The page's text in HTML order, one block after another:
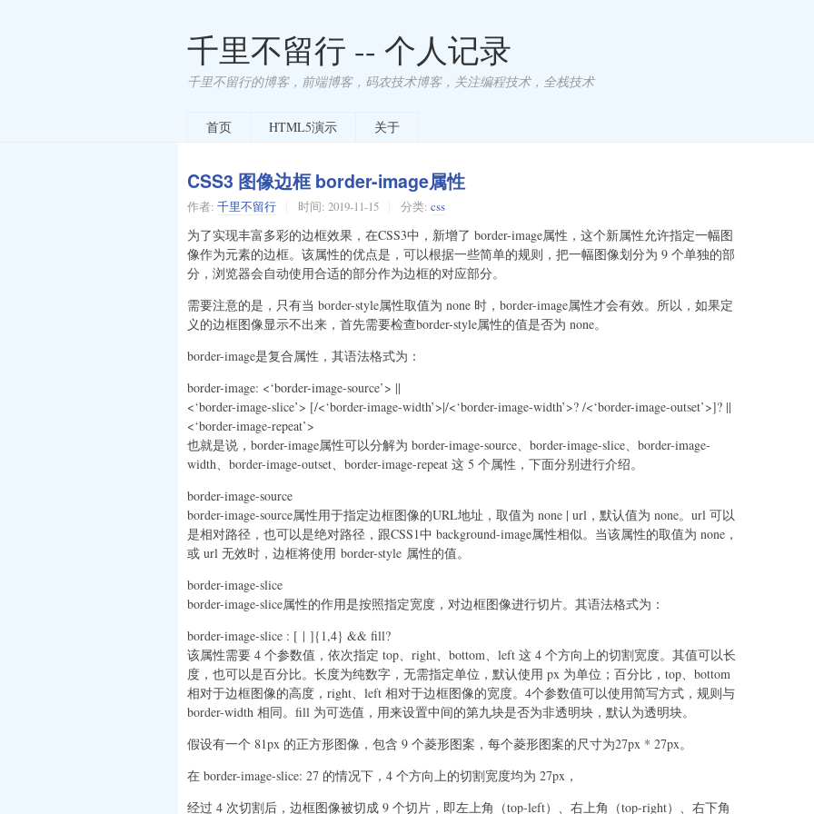
千里不留行 -- 个人记录
千里不留行的博客，前端博客，码农技术博客，关注编程技术，全栈技术
首页 HTML5演示 关于
CSS3 图像边框 border-image属性
作者: 千里不留行 时间: 2019-11-15 分类: css
为了实现丰富多彩的边框效果，在CSS3中，新增了 border-image属性，这个新属性允许指定一幅图
像作为元素的边框。该属性的优点是，可以根据一些简单的规则，把一幅图像划分为 9 个单独的部
分，浏览器会自动使用合适的部分作为边框的对应部分。
需要注意的是，只有当 border-style属性取值为 none 时，border-image属性才会有效。所以，如果定
义的边框图像显示不出来，首先需要检查border-style属性的值是否为 none。
border-image是复合属性，其语法格式为：
border-image: <‘border-image-source’> ||
<‘border-image-slice’> [/<‘border-image-width’>|/<‘border-image-width’>? /<‘border-image-outset’>]? ||
<‘border-image-repeat’>
也就是说，border-image属性可以分解为 border-image-source、border-image-slice、border-image-
width、border-image-outset、border-image-repeat 这 5 个属性，下面分别进行介绍。
border-image-source
border-image-source属性用于指定边框图像的URL地址，取值为 none | url，默认值为 none。url 可以
是相对路径，也可以是绝对路径，跟CSS1中 background-image属性相似。当该属性的取值为 none，
或 url 无效时，边框将使用 border-style 属性的值。
border-image-slice
border-image-slice属性的作用是按照指定宽度，对边框图像进行切片。其语法格式为：
border-image-slice : [ | ]{1,4} && fill?
该属性需要 4 个参数值，依次指定 top、right、bottom、left 这 4 个方向上的切割宽度。其值可以长
度，也可以是百分比。长度为纯数字，无需指定单位，默认使用 px 为单位；百分比，top、bottom
相对于边框图像的高度，right、left 相对于边框图像的宽度。4个参数值可以使用简写方式，规则与
border-width 相同。fill 为可选值，用来设置中间的第九块是否为非透明块，默认为透明块。
假设有一个 81px 的正方形图像，包含 9 个菱形图案，每个菱形图案的尺寸为27px * 27px。
在 border-image-slice: 27 的情况下，4 个方向上的切割宽度均为 27px，
经过 4 次切割后，边框图像被切成 9 个切片，即左上角（top-left）、右上角（top-right）、右下角